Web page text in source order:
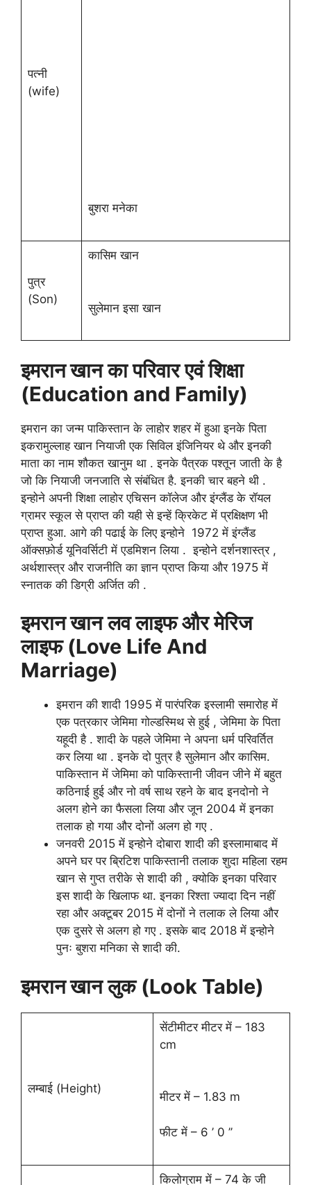
पत्नी
(wife)
बुशरा मनेका
पुत्र
(Son)
कासिम खान
सुलेमान इसा खान
इमरान खान का परिवार एवं शिक्षा
(Education and Family)
इमरान का जन्म पाकिस्तान के लाहोर शहर में हुआ इनके पिता
इकरामुल्लाह खान नियाजी एक सिविल इंजिनियर थे और इनकी
माता का नाम शौकत खानुम था . इनके पैत्रक पश्तून जाती के है
जो कि नियाजी जनजाति से संबंधित है. इनकी चार बहने थी .
इन्होने अपनी शिक्षा लाहोर एचिसन कॉलेज और इंग्लैंड के रॉयल
ग्रामर स्कूल से प्राप्त की यही से इन्हें क्रिकेट में प्रक्षिक्षण भी
प्राप्त हुआ. आगे की पढाई के लिए इन्होने 1972 में इंग्लैंड
ऑक्सफ़ोर्ड यूनिवर्सिटी में एडमिशन लिया . इन्होने दर्शनशास्त्र ,
अर्थशास्त्र और राजनीति का ज्ञान प्राप्त किया और 1975 में
स्नातक की डिग्री अर्जित की .
इमरान खान लव लाइफ और मेरिज
लाइफ (Love Life And
Marriage)
इमरान की शादी 1995 में पारंपरिक इस्लामी समारोह में
एक पत्रकार जेमिमा गोल्डस्मिथ से हुई , जेमिमा के पिता
यहूदी है . शादी के पहले जेमिमा ने अपना धर्म परिवर्तित
कर लिया था . इनके दो पुत्र है सुलेमान और कासिम.
पाकिस्तान में जेमिमा को पाकिस्तानी जीवन जीने में बहुत
कठिनाई हुई और नो वर्ष साथ रहने के बाद इनदोनो ने
अलग होने का फैसला लिया और जून 2004 में इनका
तलाक हो गया और दोनों अलग हो गए .
जनवरी 2015 में इन्होने दोबारा शादी की इस्लामाबाद में
अपने घर पर ब्रिटिश पाकिस्तानी तलाक शुदा महिला रहम
खान से गुप्त तरीके से शादी की , क्योकि इनका परिवार
इस शादी के खिलाफ था. इनका रिश्ता ज्यादा दिन नहीं
रहा और अक्टूबर 2015 में दोनों ने तलाक ले लिया और
एक दुसरे से अलग हो गए . इसके बाद 2018 में इन्होने
पुनः बुशरा मनिका से शादी की.
इमरान खान लुक (Look Table)
लम्बाई (Height)
सेंटीमीटर मीटर में – 183
cm
मीटर में – 1.83 m
फीट में – 6 ’ 0 ’’
किलोग्राम में – 74 के जी